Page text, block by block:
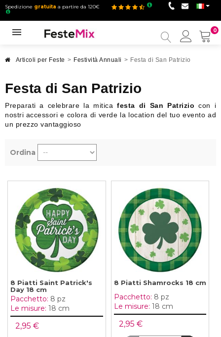
Spedizione gratuita a partire da 120€
0
mio
Articoli per Feste > Festività Annuali > Festa di San Patrizio
Festa di San Patrizio
Preparati a celebrare la miticafesta di San Patrizio con i
nostri accessori e colora di verde la location del tuo evento ad
un prezzo vantaggioso
Ordina
8 Piatti Saint Patrick's
Day 18 cm
Pacchetto: 8 pz
Le misure: 18 cm
2,95 €
8 Piatti Shamrocks 18 cm
Pacchetto: 8 pz
Le misure: 18 cm
2,95 €